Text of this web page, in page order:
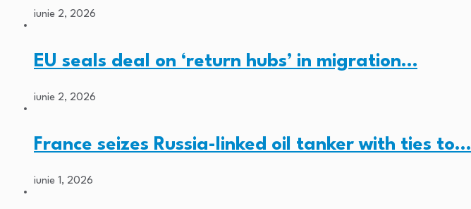
iunie 2, 2026
EU seals deal on ‘return hubs’ in migration…
iunie 2, 2026
France seizes Russia-linked oil tanker with ties to…
iunie 1, 2026